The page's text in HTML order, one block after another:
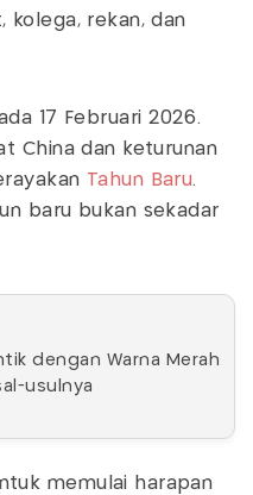
kolega, rekan, dan
17 Februari 2026.
China dan keturunan
Tahun Baru.
baru bukan sekadar
dengan Warna Merah
usulnya
memulai harapan